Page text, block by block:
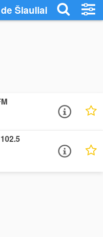
Šiauliai - Ouça